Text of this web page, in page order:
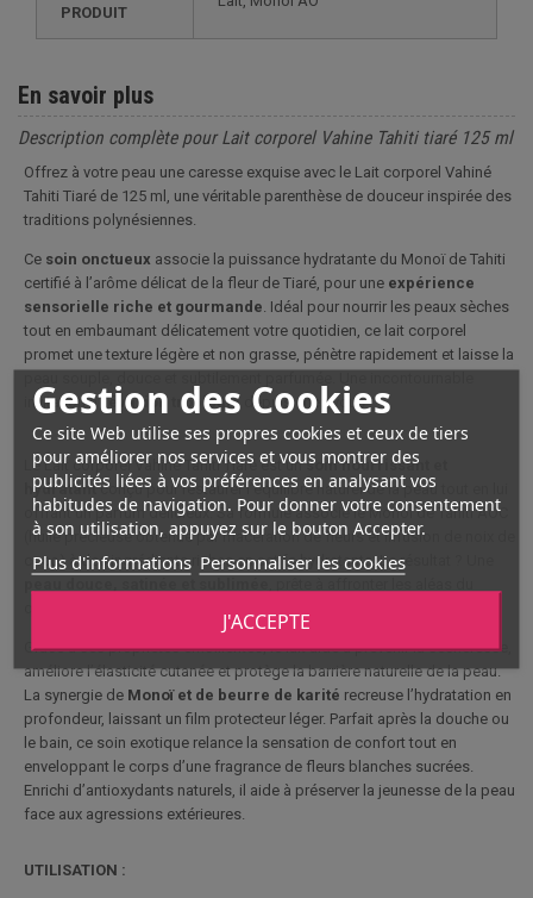
Gestion des Cookies
Ce site Web utilise ses propres cookies et ceux de tiers
pour améliorer nos services et vous montrer des
publicités liées à vos préférences en analysant vos
habitudes de navigation. Pour donner votre consentement
à son utilisation, appuyez sur le bouton Accepter.
Plus d'informations Personnaliser les cookies
J'ACCEPTE
PRODUIT
En savoir plus
Description complète pour Lait corporel Vahine Tahiti tiaré 125 ml
Offrez à votre peau une caresse exquise avec le Lait corporel Vahiné
Tahiti Tiaré de 125 ml, une véritable parenthèse de douceur inspirée des
traditions polynésiennes.
Ce soin onctueux associe la puissance hydratante du Monoï de Tahiti
certifié à l’arôme délicat de la fleur de Tiaré, pour une expérience
sensorielle riche et gourmande . Idéal pour nourrir les peaux sèches
tout en embaumant délicatement votre quotidien, ce lait corporel
promet une texture légère et non grasse, pénètre rapidement et laisse la
invitation à l’évasion tropicale depuis chez vous !
Le Lait corporel Vahiné Tahiti Tiaré est unsoin nourrissant et
hydratantconçu pour restaurer l’équilibre naturel de la peau tout en lui
offrant un parfum délicieux. Sa formule associe le Monoï de Tahiti AOC
(huile précieuse obtenue par macération de fleurs et infusion de noix de
coco) à des ingrédients riches en actifs hydratants. Le résultat ? Une
Grâce à ses propriétés émollientes, le lait aide à prévenir la sécheresse,
améliore l’élasticité cutanée et protège la barrière naturelle de la peau.
La synergie de Monoï et de beurre de karité recreuse l’hydratation en
profondeur, laissant un film protecteur léger. Parfait après la douche ou
le bain, ce soin exotique relance la sensation de confort tout en
enveloppant le corps d’une fragrance de fleurs blanches sucrées.
Enrichi d’antioxydants naturels, il aide à préserver la jeunesse de la peau
face aux agressions extérieures.
UTILISATION :